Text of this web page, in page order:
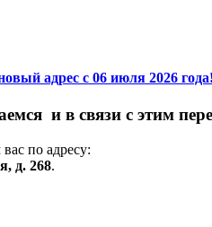
адрес с 06 июля 2026 года!
и в связи с этим
вас по адресу:
д. 268.